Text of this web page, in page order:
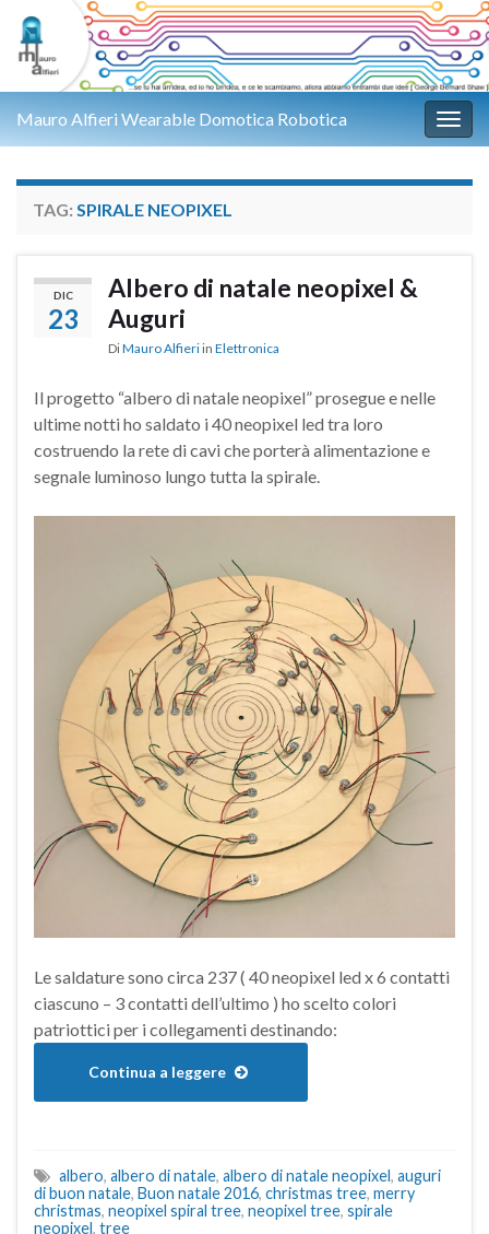
Mauro Alfieri Wearable Domotica Robotica
TAG: SPIRALE NEOPIXEL
DIC
23
Albero di natale neopixel &
Auguri
DiMauro Alfieri in Elettronica
Il progetto “albero di natale neopixel” prosegue e nelle
ultime notti ho saldato i 40 neopixel led tra loro
costruendo la rete di cavi che porterà alimentazione e
segnale luminoso lungo tutta la spirale.
Le saldature sono circa 237 ( 40 neopixel led x 6 contatti
ciascuno – 3 contatti dell’ultimo ) ho scelto colori
patriottici per i collegamenti destinando:
Continua a leggere
albero, albero di natale, albero di natale neopixel, auguri
di buon natale, Buon natale 2016, christmas tree, merry
christmas, neopixel spiral tree, neopixel tree, spirale
neopixel, tree